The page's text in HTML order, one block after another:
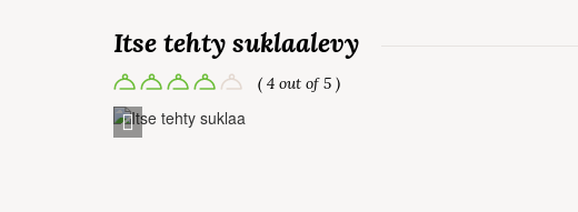
Itse tehty suklaalevy
( 4 out of 5 )
Save Recipe